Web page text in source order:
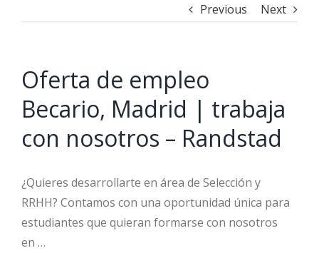
Previous Next
Oferta de empleo
Becario, Madrid | trabaja
con nosotros – Randstad
¿Quieres desarrollarte en área de Selección y
RRHH? Contamos con una oportunidad única para
estudiantes que quieran formarse con nosotros
en …